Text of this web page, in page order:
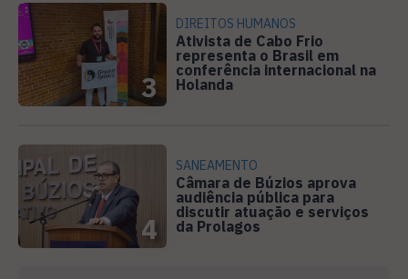
3
DIREITOS HUMANOS
Ativista de Cabo Frio
representa o Brasil em
conferência internacional na
Holanda
4
SANEAMENTO
Câmara de Búzios aprova
audiência pública para
discutir atuação e serviços
da Prolagos